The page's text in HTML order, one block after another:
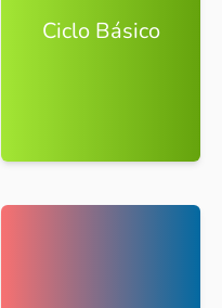
Ciclo Básico